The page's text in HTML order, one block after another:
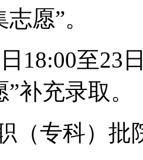
愿”。
日18:00至
补充录取。
（专科）批